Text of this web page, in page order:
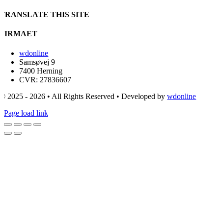
TRANSLATE THIS SITE
FIRMAET
wdonline
Samsøvej 9
7400 Herning
CVR: 27836607
© 2025 - 2026 • All Rights Reserved • Developed bywdonline
Page load link